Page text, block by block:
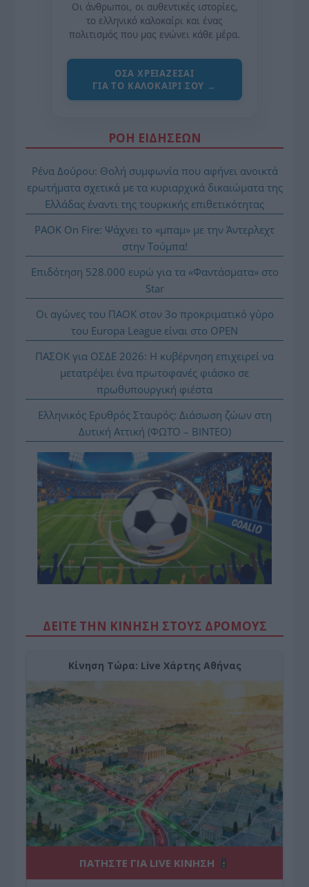
Οι άνθρωποι, οι αυθεντικές ιστορίες,
το ελληνικό καλοκαίρι και ένας
πολιτισμός που μας ενώνει κάθε μέρα.
ΌΣΑ ΧΡΕΙΆΖΕΣΑΙ
ΓΙΑ ΤΟ ΚΑΛΟΚΑΊΡΙ ΣΟΥ →
ΡΟΗ ΕΙΔΗΣΕΩΝ
Ρένα Δούρου: Θολή συμφωνία που αφήνει ανοικτά
ερωτήματα σχετικά με τα κυριαρχικά δικαιώματα της
Ελλάδας έναντι της τουρκικής επιθετικότητας
PAOK On Fire: Ψάχνει το «μπαμ» με την Άντερλεχτ
στην Τούμπα!
Επιδότηση 528.000 ευρώ για τα «Φαντάσματα» στο
Star
Οι αγώνες του ΠΑΟΚ στον 3ο προκριματικό γύρο
του Europa League είναι στο OPEN
ΠΑΣΟΚ για ΟΣΔΕ 2026: Η κυβέρνηση επιχειρεί να
μετατρέψει ένα πρωτοφανές φιάσκο σε
πρωθυπουργική φιέστα
Ελληνικός Ερυθρός Σταυρός: Διάσωση ζώων στη
Δυτική Αττική (ΦΩΤΟ – ΒΙΝΤΕΟ)
ΔΕΙΤΕ ΤΗΝ ΚΙΝΗΣΗ ΣΤΟΥΣ ΔΡΌΜΟΥΣ
Κίνηση Τώρα: Live Χάρτης Αθήνας
ΠΑΤΗΣΤΕ ΓΙΑ LIVE ΚΙΝΗΣΗ